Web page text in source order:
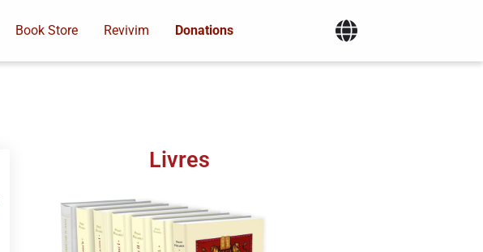
Book Store Revivim Donations
Livres